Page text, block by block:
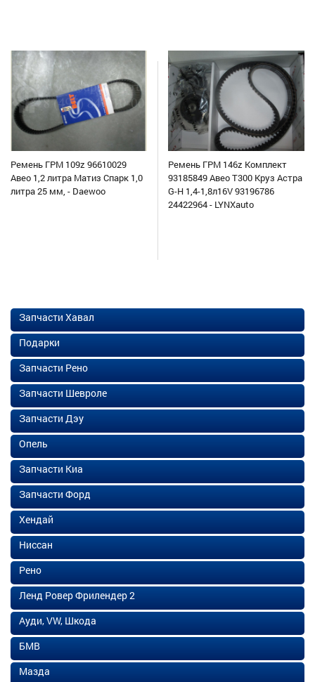
Ремень ГРМ 109z 96610029
Авео 1,2 литра Матиз Спарк 1,0
литра 25 мм, - Daewoo
Ремень ГРМ 146z Комплект
93185849 Авео Т300 Круз Астра
G-H 1,4-1,8л16V 93196786
24422964 - LYNXauto
Запчасти Хавал
Подарки
Запчасти Рено
Запчасти Шевроле
Запчасти Дэу
Опель
Запчасти Киа
Запчасти Форд
Хендай
Ниссан
Рено
Ленд Ровер Фрилендер 2
Ауди, VW, Шкода
БМВ
Мазда